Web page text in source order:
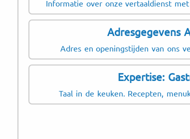
Informatie over onze vertaaldienst
Adresgegevens
Adres en openingstijden van ons
Expertise:
Taal in de keuken. Recepten,